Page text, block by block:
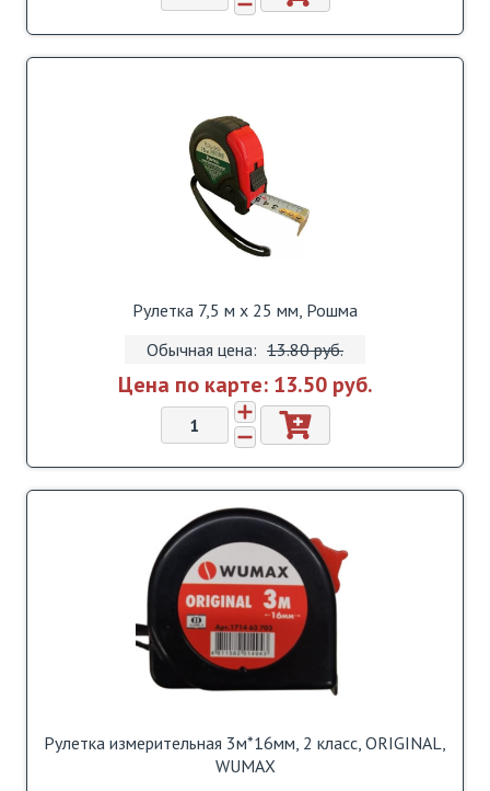
Рулетка 7,5 м х 25 мм, Рошма
Обычная цена: 13.80 pуб.
Цена по карте: 13.50 pуб.
Рулетка измерительная 3м*16мм, 2 класс, ORIGINAL,
WUMAX